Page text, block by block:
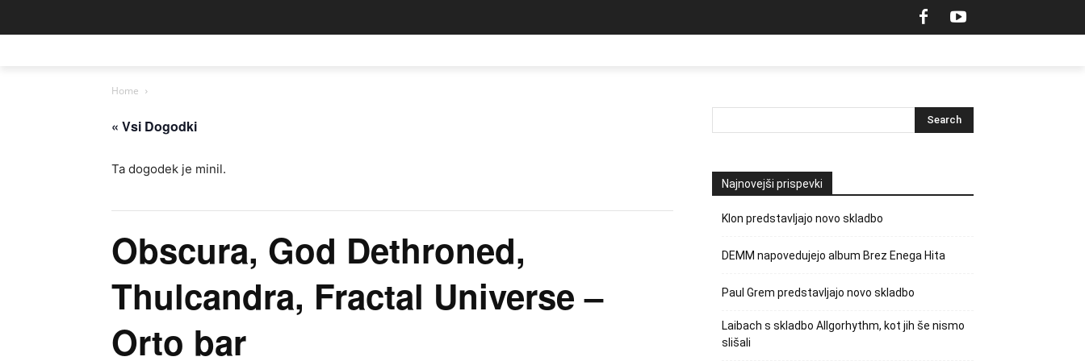
Home
« Vsi Dogodki
Ta dogodek je minil.
Obscura, God Dethroned,
Thulcandra, Fractal Universe –
Orto bar
Najnovejši prispevki
Klon predstavljajo novo skladbo
DEMM napovedujejo album Brez Enega Hita
Paul Grem predstavljajo novo skladbo
Laibach s skladbo Allgorhythm, kot jih še nismo
slišali